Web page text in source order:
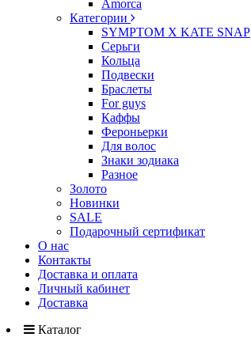
Amorca
Категории
SYMPTOM X KATE SNAP
Серьги
Кольца
Подвески
Браслеты
For guys
Каффы
Фероньерки
Для волос
Знаки зодиака
Разное
Золото
Новинки
SALE
Подарочный сертификат
О нас
Контакты
Доставка и оплата
Личный кабинет
Доставка
Каталог